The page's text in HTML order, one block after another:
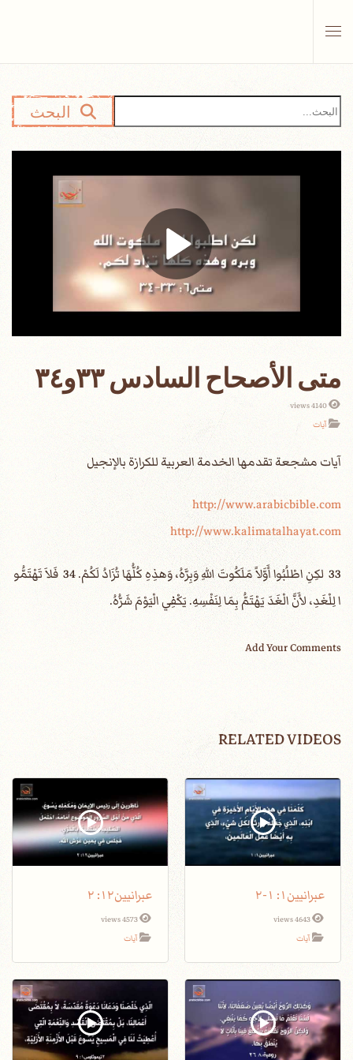
البحث
متى الأصحاح السادس ٣٣و٣٤
4140 views
آيات
http://www.arabicbible.com
http://www.kalimatalhayat.com
33 لكِنِ اطْلُبُوا أَوَّلاً مَلَكُوتَ اللهِ وَبِرَّهُ، وَهذِهِ كُلُّهَا تُزَادُ لَكُمْ. 34 فَلاَ تَهْتَمُّو
ا لِلْغَدِ، لأَنَّ الْغَدَ يَهْتَمُّ بِمَا لِنَفْسِهِ. يَكْفِي الْيَوْمَ شَرُّهُ.
Add Your Comments
RELATED VIDEOS
عبرانيين١: ١-٢
4643 views
آيات
عبرانيين١٢: ٢
4573 views
آيات